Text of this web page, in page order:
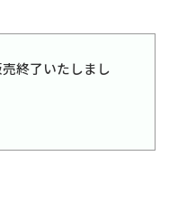
終了いたしまし